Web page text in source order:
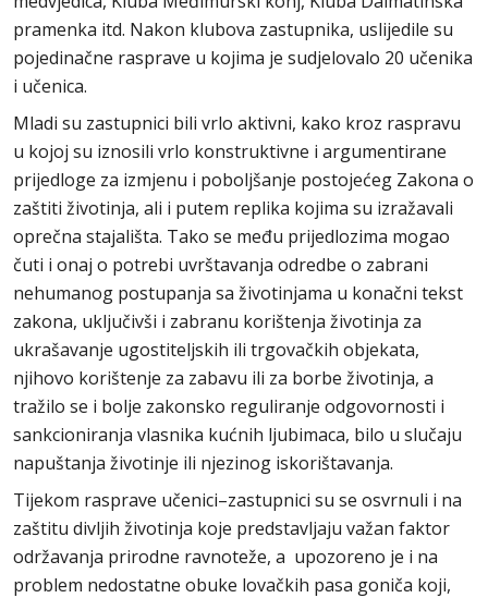
pramenka itd. Nakon klubova zastupnika, uslijedile su
pojedinačne rasprave u kojima je sudjelovalo 20 učenika
i učenica.
Mladi su zastupnici bili vrlo aktivni, kako kroz raspravu
u kojoj su iznosili vrlo konstruktivne i argumentirane
prijedloge za izmjenu i poboljšanje postojećeg Zakona o
zaštiti životinja, ali i putem replika kojima su izražavali
oprečna stajališta. Tako se među prijedlozima mogao
čuti i onaj o potrebi uvrštavanja odredbe o zabrani
nehumanog postupanja sa životinjama u konačni tekst
zakona, uključivši i zabranu korištenja životinja za
ukrašavanje ugostiteljskih ili trgovačkih objekata,
njihovo korištenje za zabavu ili za borbe životinja, a
tražilo se i bolje zakonsko reguliranje odgovornosti i
sankcioniranja vlasnika kućnih ljubimaca, bilo u slučaju
napuštanja životinje ili njezinog iskorištavanja.
Tijekom rasprave učenici–zastupnici su se osvrnuli i na
zaštitu divljih životinja koje predstavljaju važan faktor
održavanja prirodne ravnoteže, a upozoreno je i na
problem nedostatne obuke lovačkih pasa goniča koji,